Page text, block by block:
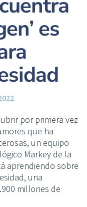
es
por primera vez
que ha
un equipo
Markey de la
aprendiendo sobre
una
millones de